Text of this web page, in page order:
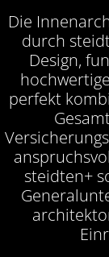
Die
durch
Design,
perfekt
steidten+